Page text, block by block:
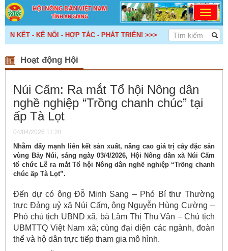
- KẾ NỐI - HỢP TÁC - PHÁT TRIỂN! >>>
Hoạt động Hội
Núi Cấm: Ra mắt Tổ hội Nông dân
nghề nghiệp “Trồng chanh chúc” tại
ấp Tà Lọt
04/04/2026 11:28
Nhằm đẩy mạnh liên kết sản xuất, nâng cao giá trị cây đặc sản
vùng Bảy Núi, sáng ngày 03/4/2026, Hội Nông dân xã Núi Cấm
tổ chức Lễ ra mắt Tổ hội Nông dân nghề nghiệp “Trồng chanh
chúc ấp Tà Lọt”.
Đến dự có ông Đỗ Minh Sang – Phó Bí thư Thường
trực Đảng uỷ xã Núi Cấm, ông Nguyễn Hùng Cường –
Phó chủ tịch UBND xã, bà Lâm Thị Thu Vân – Chủ tịch
UBMTTQ Việt Nam xã; cùng đại diện các ngành, đoàn
thể và hộ dân trực tiếp tham gia mô hình.